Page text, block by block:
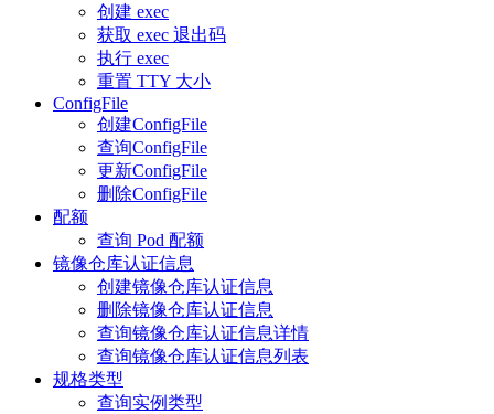
创建 exec
获取 exec 退出码
执行 exec
重置 TTY 大小
ConfigFile
创建ConfigFile
查询ConfigFile
更新ConfigFile
删除ConfigFile
配额
查询 Pod 配额
镜像仓库认证信息
创建镜像仓库认证信息
删除镜像仓库认证信息
查询镜像仓库认证信息详情
查询镜像仓库认证信息列表
规格类型
查询实例类型